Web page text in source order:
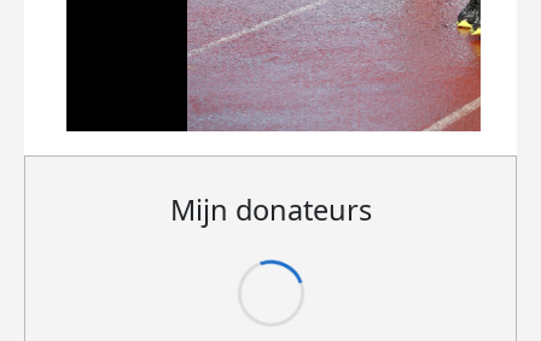
Mijn donateurs